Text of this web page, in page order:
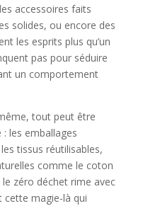
accessoires faits
solides, ou encore des
les esprits plus qu’un
pas pour séduire
un comportement
tout peut être
les emballages
tissus réutilisables,
comme le coton
zéro déchet rime avec
cette magie-là qui